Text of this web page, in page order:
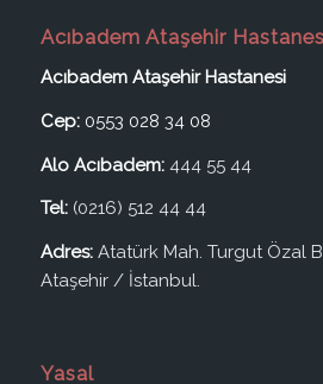
Acıbadem Ataşehir
Acıbadem Ataşehir Hastanesi
Cep: 0553 028 34 08
Alo Acıbadem:444 55 44
Tel:(0216) 512 44 44
Adres:Atatürk Mah. Turgut Özal
Ataşehir / İstanbul.
Yasal